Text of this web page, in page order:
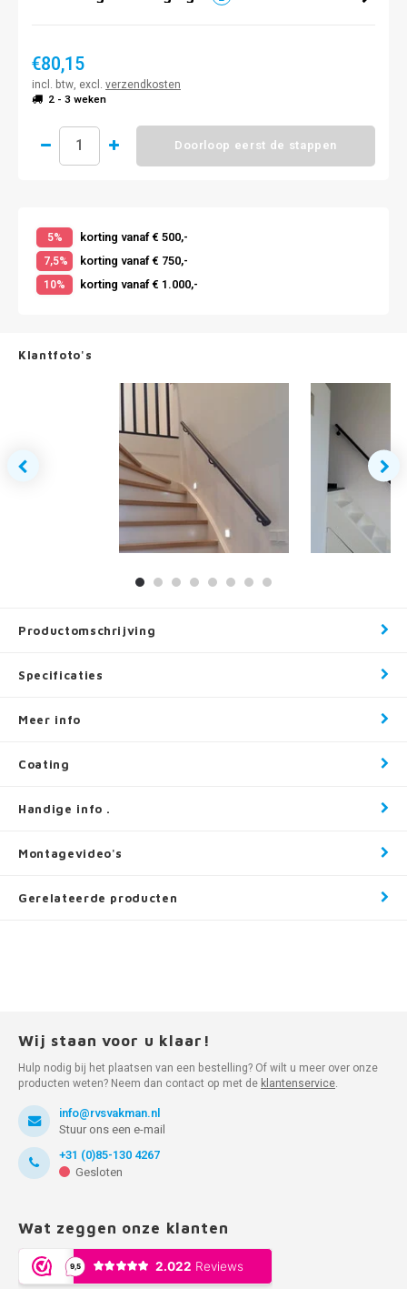
€80,15
incl. btw, excl. verzendkosten
2 - 3 weken
Doorloop eerst de stappen
5% korting vanaf € 500,-
7,5% korting vanaf € 750,-
10% korting vanaf € 1.000,-
Klantfoto's
Productomschrijving
Specificaties
Meer info
Coating
Handige info .
Montagevideo's
Gerelateerde producten
Wij staan voor u klaar!
Hulp nodig bij het plaatsen van een bestelling? Of wilt u meer over onze
producten weten? Neem dan contact op met de klantenservice.
info@rvsvakman.nl
Stuur ons een e-mail
+31 (0)85-130 4267
Gesloten
Wat zeggen onze klanten